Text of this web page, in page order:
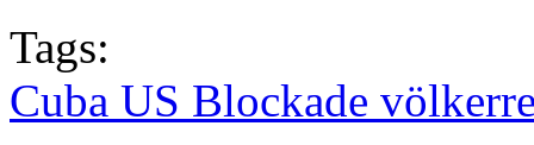
Tags:
Cuba US Blockade